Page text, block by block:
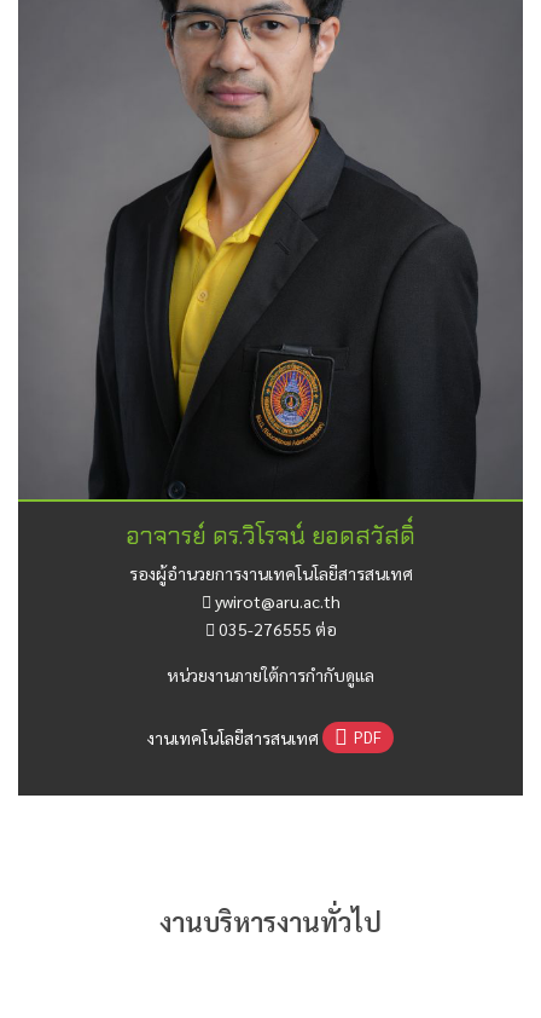
อาจารย์ ดร.วิโรจน์ ยอดสวัสดิ์
รองผู้อำนวยการงานเทคโนโลยีสารสนเทศ
ywirot@aru.ac.th
035-276555 ต่อ
หน่วยงานภายใต้การกำกับดูแล
งานเทคโนโลยีสารสนเทศ PDF
งานบริหารงานทั่วไป